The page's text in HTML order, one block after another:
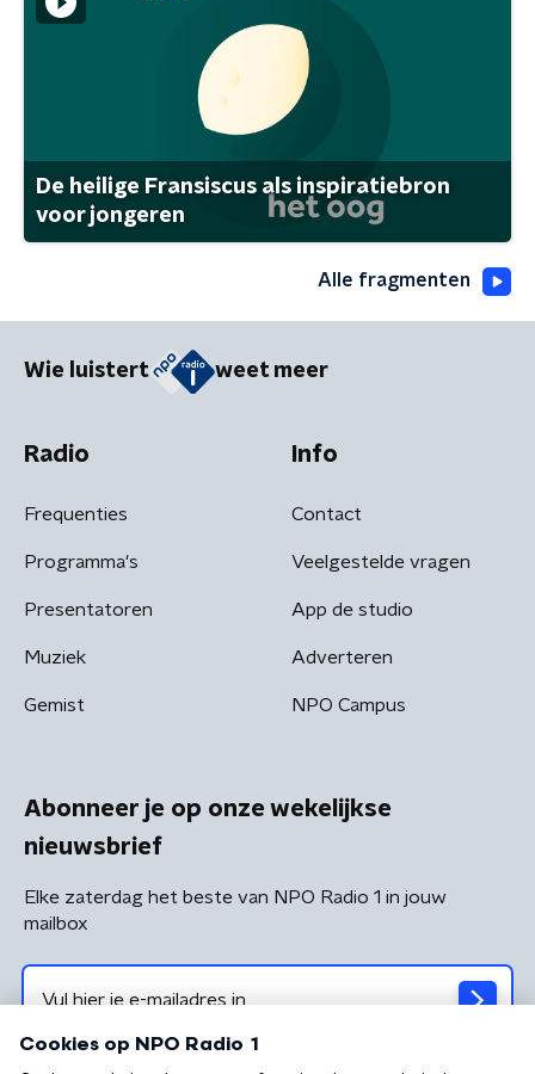
De heilige Fransiscus als inspiratiebron
voor jongeren
Alle fragmenten
Wie luistert weet meer
Radio
Frequenties
Programma's
Presentatoren
Muziek
Gemist
Info
Contact
Veelgestelde vragen
App de studio
Adverteren
NPO Campus
Abonneer je op onze wekelijkse
nieuwsbrief
Elke zaterdag het beste van NPO Radio 1 in jouw
mailbox